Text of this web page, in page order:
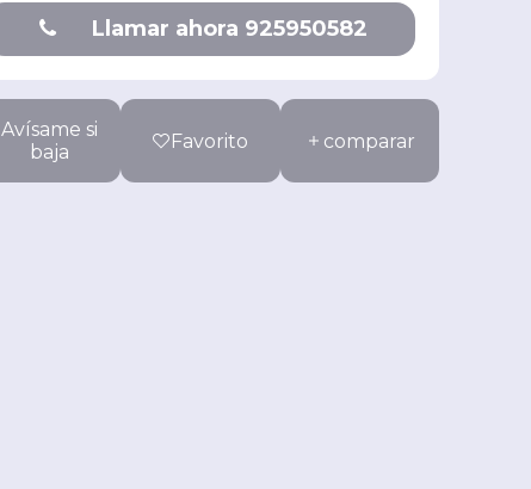
Llamar ahora 925950582
Avísame si
baja
Favorito comparar